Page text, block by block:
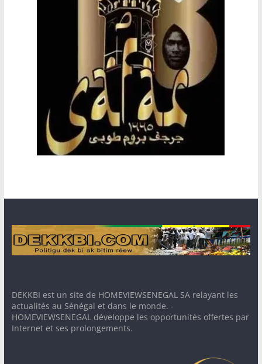
DEKKBI est un site de HOMEVIEWSENEGAL SA relayant les
actualités au Sénégal et dans le monde. -
HOMEVIEWSENEGAL développe les opportunités offertes par
Internet et ses prolongements.